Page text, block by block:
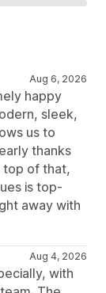
Aug 6, 2026
happy
sleek,
us to
thanks
top of that,
is top-
away with
Aug 4, 2026
with